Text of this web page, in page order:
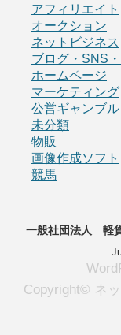
アフィリエイト
オークション
ネットビジネス
ブログ・SNS
ホームページ
マーケティング
公営ギャンブル
未分類
物販
画像作成ソフト
競馬
一般社団法人 軽
Copyright© ネ